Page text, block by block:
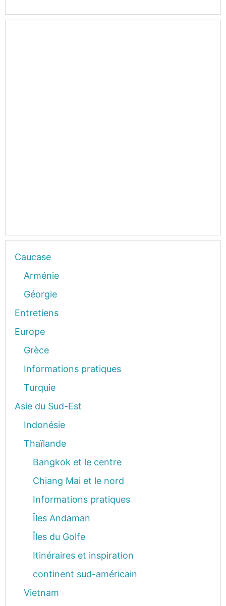
Caucase
Arménie
Géorgie
Entretiens
Europe
Grèce
Informations pratiques
Turquie
Asie du Sud-Est
Indonésie
Thaïlande
Bangkok et le centre
Chiang Mai et le nord
Informations pratiques
Îles Andaman
Îles du Golfe
Itinéraires et inspiration
continent sud-américain
Vietnam